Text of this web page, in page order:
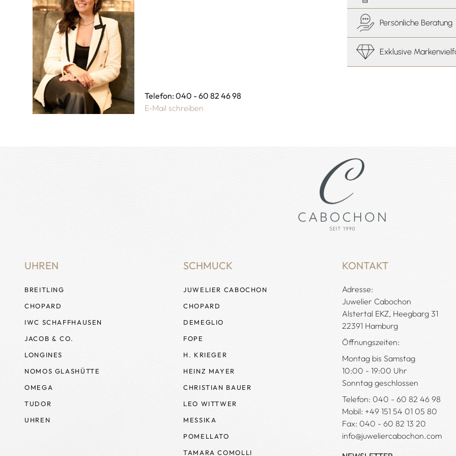
Telefon: 040 - 60 82 46 98
E-Mail schreiben
Persönliche Beratung
Exklusive
UHREN
BREITLING
CHOPARD
IWC SCHAFFHAUSEN
JACOB & CO.
LONGINES
NOMOS GLASHÜTTE
OMEGA
TUDOR
UHREN
SCHMUCK
JUWELIER CABOCHON
CHOPARD
DEMEGLIO
FOPE
H. KRIEGER
HEINZ MAYER
CHRISTIAN BAUER
LEO WITTWER
MESSIKA
POMELLATO
TAMARA COMOLLI
KONTAKT
Adresse:
Juwelier Cabochon
Alstertal EKZ, Heegbarg 31
22391 Hamburg
Öffnungszeiten:
Montag bis Samstag
10:00 - 19:00 Uhr
Sonntag geschlossen
Telefon: 040 - 60 82 46 98
Mobil: +49 151 54 01 05 80
Fax: 040 - 60 82 13 20
info@juweliercabochon.com